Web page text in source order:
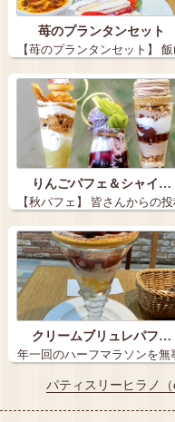
苺のプランタンセット
【苺のプランタンセット】 飯
市の「パ…
りんごパフェ＆シャイ…
【秋パフェ】 皆さんからの
も多く、…
クリームブリュレパフ…
年一回のハーフマラソンを無
に完走（去年…
パティスリーヒラノ